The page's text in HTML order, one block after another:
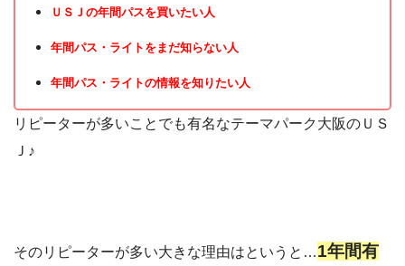
ＵＳＪの年間パスを買いたい人
年間パス・ライトをまだ知らない人
年間パス・ライトの情報を知りたい人
リピーターが多いことでも有名なテーマパーク大阪のＵＳ
Ｊ♪
そのリピーターが多い大きな理由はというと…1年間有